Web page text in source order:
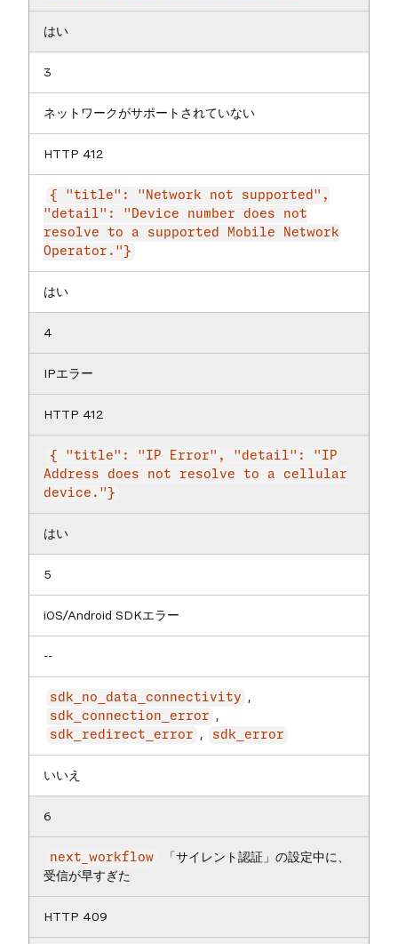
はい
3
ネットワークがサポートされていない
HTTP 412
{ "title": "Network not supported",
"detail": "Device number does not
resolve to a supported Mobile Network
Operator."}
はい
4
IPエラー
HTTP 412
{ "title": "IP Error", "detail": "IP
Address does not resolve to a cellular
device."}
はい
5
iOS/Android SDKエラー
--
sdk_no_data_connectivity ,
sdk_connection_error ,
sdk_redirect_error , sdk_error
いいえ
6
next_workflow
「サイレント認証」の設定中に、
受信が早すぎた
HTTP 409